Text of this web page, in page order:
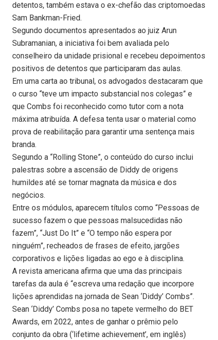
detentos, também estava o ex-chefão das criptomoedas
Sam Bankman-Fried.
Segundo documentos apresentados ao juiz Arun
Subramanian, a iniciativa foi bem avaliada pelo
conselheiro da unidade prisional e recebeu depoimentos
positivos de detentos que participaram das aulas.
Em uma carta ao tribunal, os advogados destacaram que
o curso “teve um impacto substancial nos colegas” e
que Combs foi reconhecido como tutor com a nota
máxima atribuída. A defesa tenta usar o material como
prova de reabilitação para garantir uma sentença mais
branda.
Segundo a “Rolling Stone”, o conteúdo do curso inclui
palestras sobre a ascensão de Diddy de origens
humildes até se tornar magnata da música e dos
negócios.
Entre os módulos, aparecem títulos como “Pessoas de
sucesso fazem o que pessoas malsucedidas não
fazem”, “Just Do It” e “O tempo não espera por
ninguém”, recheados de frases de efeito, jargões
corporativos e lições ligadas ao ego e à disciplina.
A revista americana afirma que uma das principais
tarefas da aula é “escreva uma redação que incorpore
lições aprendidas na jornada de Sean ‘Diddy’ Combs”.
Sean ‘Diddy’ Combs posa no tapete vermelho do BET
Awards, em 2022, antes de ganhar o prêmio pelo
conjunto da obra (‘lifetime achievement’, em inglês)